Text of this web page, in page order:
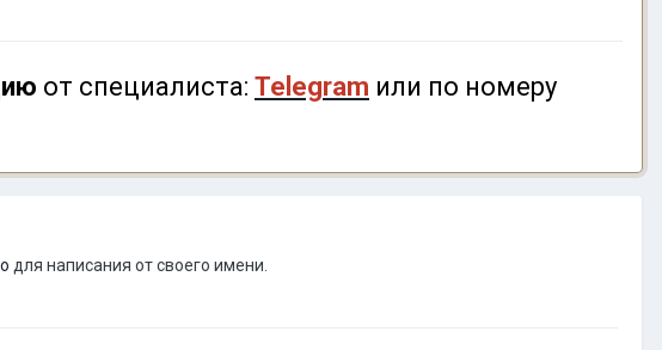
от специалиста: Telegram или по номеру
для написания от своего имени.